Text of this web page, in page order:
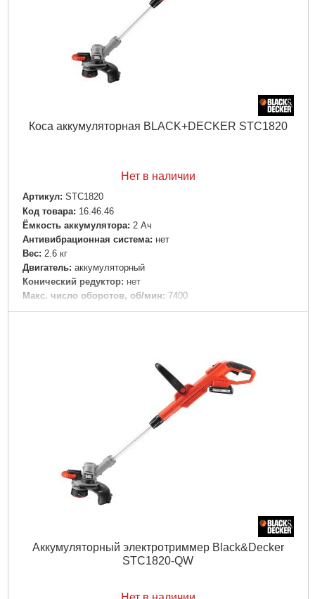
Коса аккумуляторная BLACK+DECKER STC1820
Нет в наличии
Артикул: STC1820
Код товара: 16.46.46
Ёмкость аккумулятора: 2 Ач
Антивибрационная система: нет
Вес: 2.6 кг
Двигатель: аккумуляторный
Конический редуктор: нет
Макс. число оборотов, об/мин: 7400
Полная зарядка: 5 ч
• Аккумуляторный триммер BLACK+DECKER
18.0 В• 18V 2.0Ah Li-Ion аккумулятор• Зарядное устройство•
Дополнительная рукоядка.• Колесо окантовки газона.•
Диаметр лески: 1,6 мм
Обороты: 5500 - 7400 об/мин.
Длина лески: 9 м
Регулировка штанги:
Аккумуляторный электротриммер Black&Decker
STC1820-QW